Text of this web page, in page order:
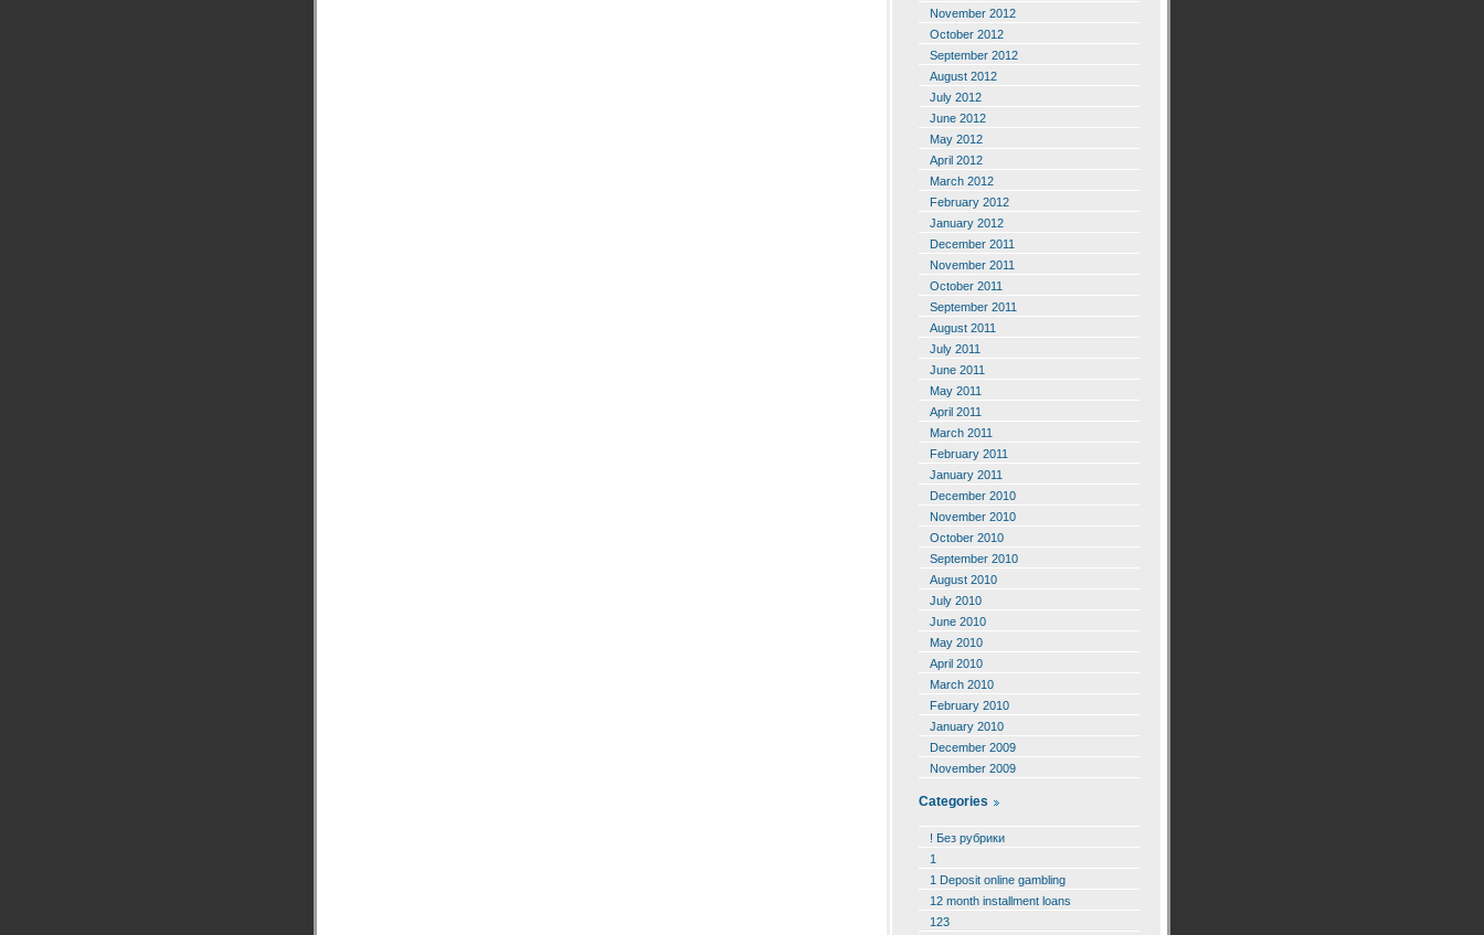
November 2012
October 2012
September 2012
August 2012
July 2012
June 2012
May 2012
April 2012
March 2012
February 2012
January 2012
December 2011
November 2011
October 2011
September 2011
August 2011
July 2011
June 2011
May 2011
April 2011
March 2011
February 2011
January 2011
December 2010
November 2010
October 2010
September 2010
August 2010
July 2010
June 2010
May 2010
April 2010
March 2010
February 2010
January 2010
December 2009
November 2009
Categories
! Без рубрики
1
1 Deposit online gambling
12 month installment loans
123